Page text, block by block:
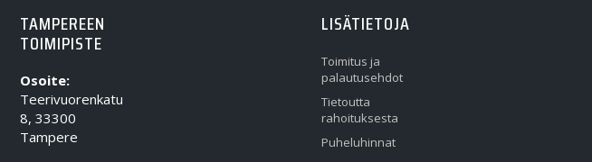
TAMPEREEN
TOIMIPISTE
Osoite:
Teerivuorenkatu
8, 33300
Tampere
LISÄTIETOJA
Toimitus ja
palautusehdot
Tietoutta
rahoituksesta
Puheluhinnat